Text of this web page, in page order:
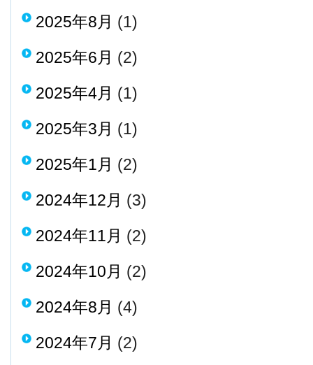
2025年8月 (1)
2025年6月 (2)
2025年4月 (1)
2025年3月 (1)
2025年1月 (2)
2024年12月 (3)
2024年11月 (2)
2024年10月 (2)
2024年8月 (4)
2024年7月 (2)